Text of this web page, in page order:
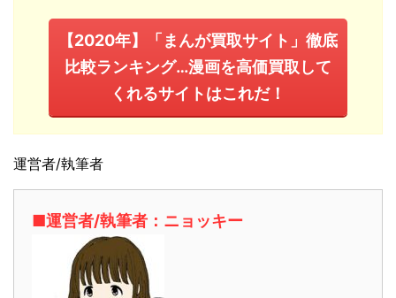
【2020年】「まんが買取サイト」徹底
比較ランキング…漫画を高価買取して
くれるサイトはこれだ！
運営者/執筆者
■運営者/執筆者：ニョッキー